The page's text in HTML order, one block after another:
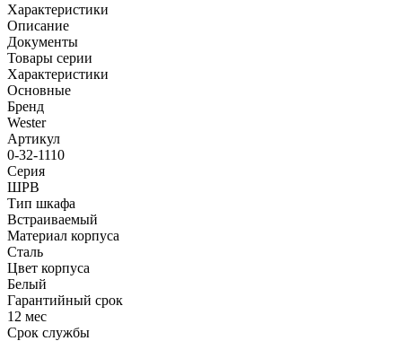
Характеристики
Описание
Документы
Товары серии
Характеристики
Основные
Бренд
Wester
Артикул
0-32-1110
Серия
ШРВ
Тип шкафа
Встраиваемый
Материал корпуса
Сталь
Цвет корпуса
Белый
Гарантийный срок
12 мес
Срок службы